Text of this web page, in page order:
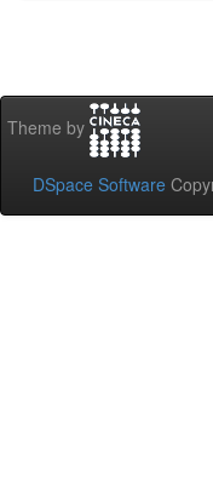
Theme by
DSpace Software